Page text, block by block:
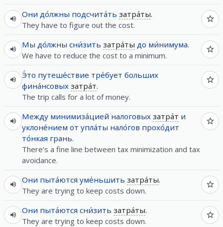
Они до́лжны подсчита́ть затра́ты.
They have to figure out the cost.
Мы до́лжны сни́зить затра́ты до ми́нимума.
We have to reduce the cost to a minimum.
Э́то путеше́ствие тре́бует больших
фина́нсовых затра́т.
The trip calls for a lot of money.
Между минимиза́цией налоговых затра́т и
уклоне́нием от упла́ты нало́гов прохо́дит
то́нкая грань.
There's a fine line between tax minimization and tax
avoidance.
Они пыта́ются уме́ньшить затра́ты.
They are trying to keep costs down.
Они пыта́ются сни́зить затра́ты.
They are trying to keep costs down.